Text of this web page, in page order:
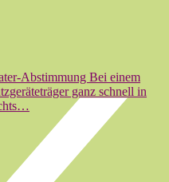
Abstimmung Bei einem
ganz schnell in